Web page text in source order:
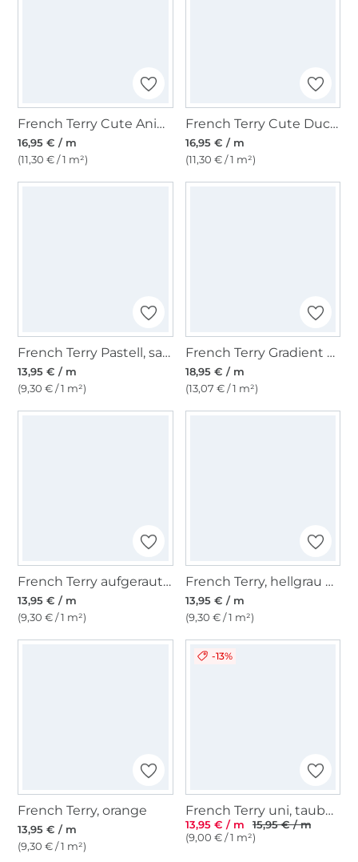
French Terry Cute Animals, wollweiß
16,95 € / m
(11,30 € / 1 m²)
French Terry Cute Ducks, nude
16,95 € / m
(11,30 € / 1 m²)
French Terry Pastell, sand
13,95 € / m
(9,30 € / 1 m²)
French Terry Gradient Leo, grün
18,95 € / m
(13,07 € / 1 m²)
French Terry aufgeraut, babyblau
13,95 € / m
(9,30 € / 1 m²)
French Terry, hellgrau meliert
13,95 € / m
(9,30 € / 1 m²)
French Terry, orange
13,95 € / m
(9,30 € / 1 m²)
-13%
French Terry uni, taubenblau
13,95 € / m
15,95 € / m
(9,00 € / 1 m²)